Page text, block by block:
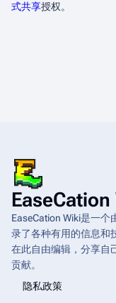
式共享授权。
EaseCation Wiki是一
录了各种有用的信息和
在此自由编辑，分享自
贡献。
隐私政策